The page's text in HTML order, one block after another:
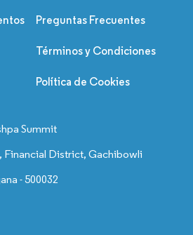
Preguntas Frecuentes
Términos y Condiciones
Política de Cookies
Summit
Financial District, Gachibowli
- 500032